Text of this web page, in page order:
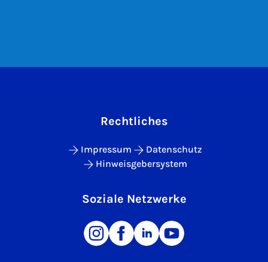
Rechtliches
Impressum
Datenschutz
Hinweisgebersystem
Soziale Netzwerke